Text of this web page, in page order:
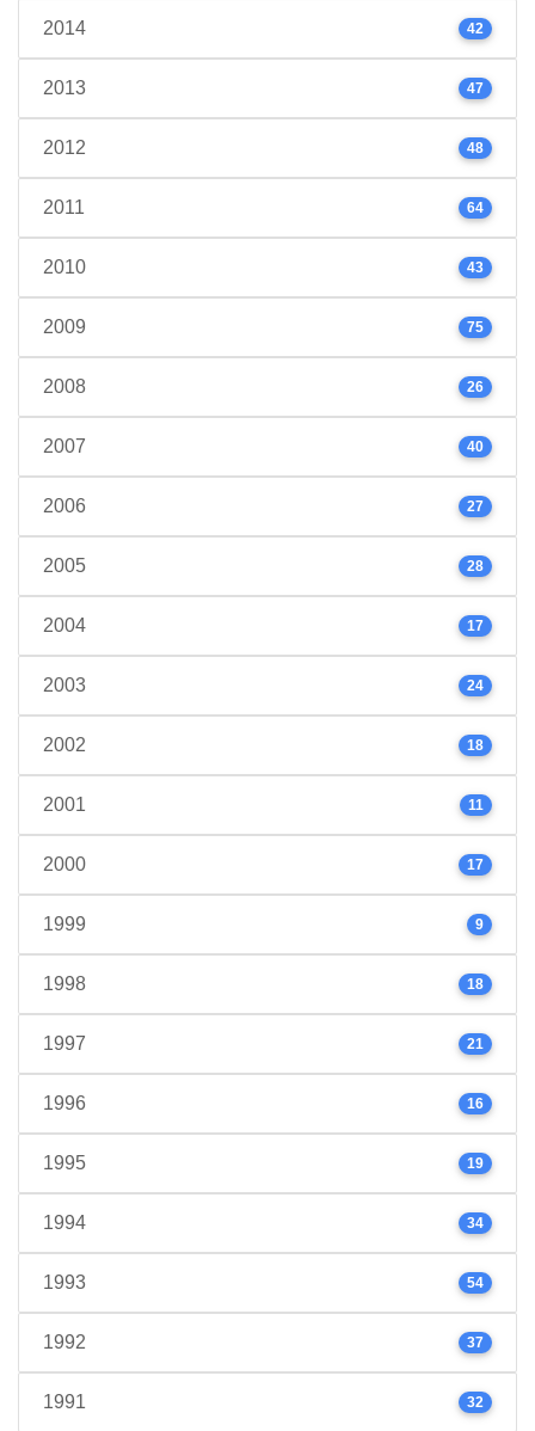
2014 42
2013 47
2012 48
2011 64
2010 43
2009 75
2008 26
2007 40
2006 27
2005 28
2004 17
2003 24
2002 18
2001 11
2000 17
1999 9
1998 18
1997 21
1996 16
1995 19
1994 34
1993 54
1992 37
1991 32